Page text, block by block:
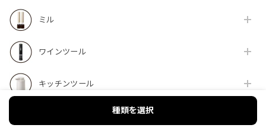
ミル
ワインツール
キッチンツール
種類を選択